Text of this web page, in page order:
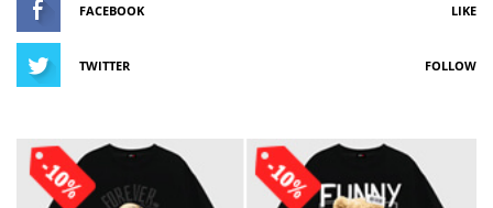
FACEBOOK LIKE
TWITTER FOLLOW